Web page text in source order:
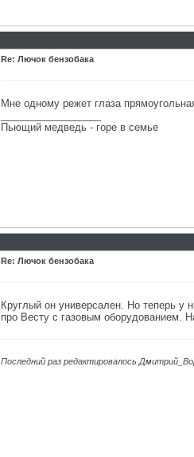
Re: Лючок бензобака
Мне одному режет глаза
Пьющий медведь - горе в семье
Re: Лючок бензобака
Круглый он универсален. Но теперь у
про Весту с газовым оборудованием.
Последний раз редактировалось